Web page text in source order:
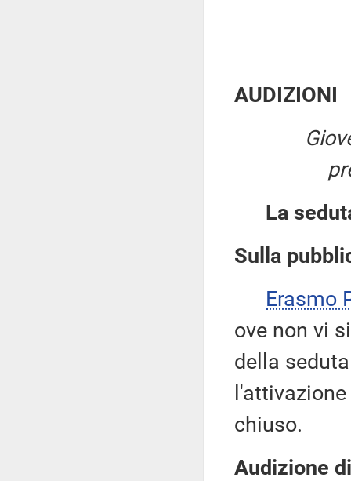
AUDIZIONI
La
Sulla
Erasmo
ove non vi
della
chiuso.
Audizione